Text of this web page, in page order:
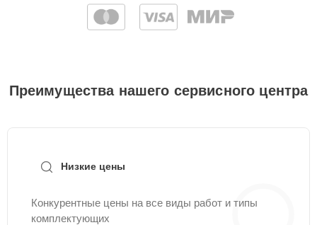
Преимущества нашего сервисного центра
Низкие цены
Конкурентные цены на все виды работ и типы
комплектующих